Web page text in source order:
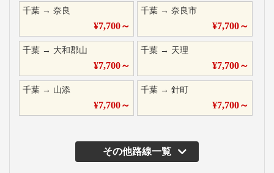
千葉 → 奈良
¥7,700～
千葉 →奈良市
¥7,700～
千葉 → 大和郡山
¥7,700～
千葉 → 天理
¥7,700～
千葉 → 山添
¥7,700～
千葉 →針町
¥7,700～
その他路線一覧